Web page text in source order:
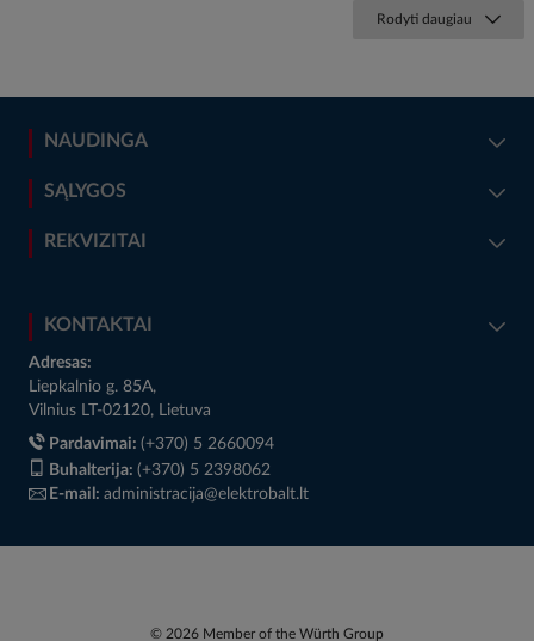
Rodyti daugiau
NAUDINGA
SĄLYGOS
REKVIZITAI
KONTAKTAI
Adresas:
Liepkalnio g. 85A,
Vilnius LT-02120, Lietuva
Pardavimai: (+370) 5 2660094
Buhalterija: (+370) 5 2398062
E-mail: administracija@elektrobalt.lt
© 2026 Member of the Würth Group